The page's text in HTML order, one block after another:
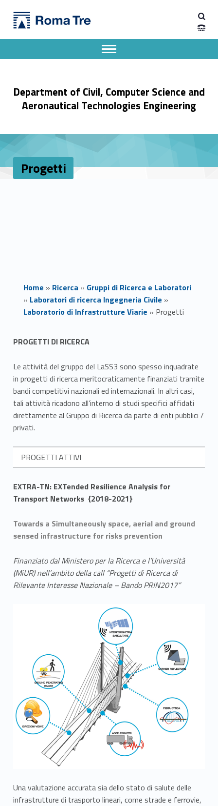
Progetti - Dipartimento di Ingegneria Civile, Informatica e delle Tecnologie Aeronautiche
Department of Civil, Computer Science and
Aeronautical Technologies Engineering
Apri il menu secondario
Header info sidebar
Progetti
Home » Ricerca » Gruppi di Ricerca e Laboratori
» Laboratori di ricerca Ingegneria Civile »
Laboratorio di Infrastrutture Viarie » Progetti
P
r
o
g
e
t
t
i
PROGETTI DI RICERCA
Le attività del gruppo del LaSS3 sono spesso inquadrate
in progetti di ricerca meritocraticamente finanziati tramite
bandi competitivi nazionali ed internazionali. In altri casi,
tali attività ricadono all’interno di studi specifici affidati
direttamente al Gruppo di Ricerca da parte di enti pubblici /
privati.
PROGETTI ATTIVI
EXTRA-TN: EXTended Resilience Analysis for
Transport Networks {2018-2021}
Towards a Simultaneously space, aerial and ground
sensed infrastructure for risks prevention
Finanziato dal Ministero per la Ricerca e l’Università
(MiUR) nell’ambito della call “Progetti di Ricerca di
Rilevante Interesse Nazionale – Bando PRIN2017”
Una valutazione accurata sia dello stato di salute delle
infrastrutture di trasporto lineari, come strade e ferrovie,